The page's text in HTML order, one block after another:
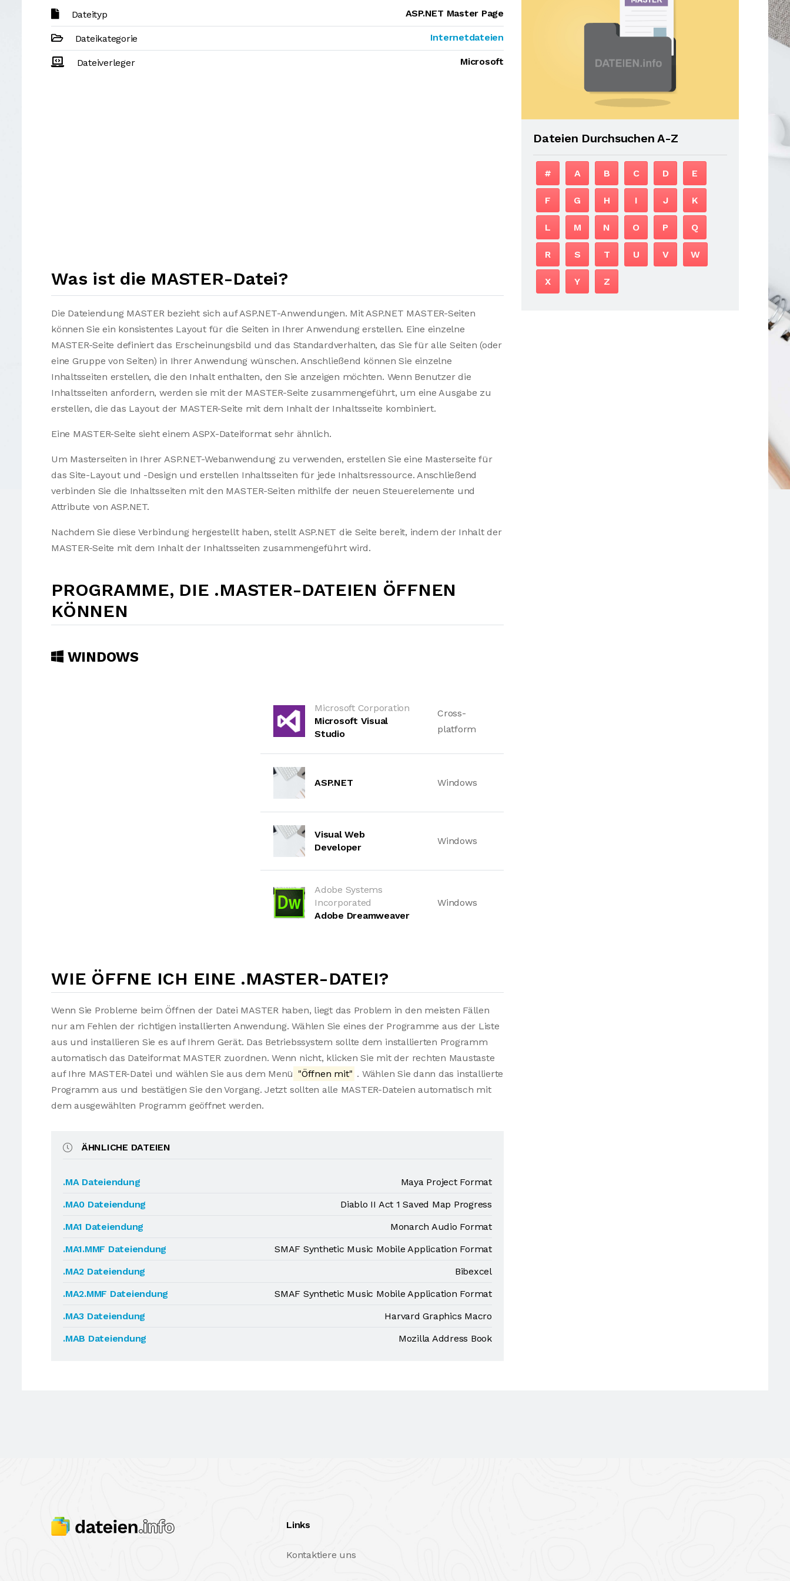
Dateityp ASP.NET Master Page
Dateikategorie Internetdateien
Dateiverleger Microsoft
Was ist die MASTER-Datei?
Die Dateiendung MASTER bezieht sich auf ASP.NET-Anwendungen. Mit ASP.NET MASTER-Seiten
können Sie ein konsistentes Layout für die Seiten in Ihrer Anwendung erstellen. Eine einzelne
MASTER-Seite definiert das Erscheinungsbild und das Standardverhalten, das Sie für alle Seiten (oder
eine Gruppe von Seiten) in Ihrer Anwendung wünschen. Anschließend können Sie einzelne
Inhaltsseiten erstellen, die den Inhalt enthalten, den Sie anzeigen möchten. Wenn Benutzer die
Inhaltsseiten anfordern, werden sie mit der MASTER-Seite zusammengeführt, um eine Ausgabe zu
erstellen, die das Layout der MASTER-Seite mit dem Inhalt der Inhaltsseite kombiniert.
Eine MASTER-Seite sieht einem ASPX-Dateiformat sehr ähnlich.
Um Masterseiten in Ihrer ASP.NET-Webanwendung zu verwenden, erstellen Sie eine Masterseite für
das Site-Layout und -Design und erstellen Inhaltsseiten für jede Inhaltsressource. Anschließend
verbinden Sie die Inhaltsseiten mit den MASTER-Seiten mithilfe der neuen Steuerelemente und
Attribute von ASP.NET.
Nachdem Sie diese Verbindung hergestellt haben, stellt ASP.NET die Seite bereit, indem der Inhalt der
MASTER-Seite mit dem Inhalt der Inhaltsseiten zusammengeführt wird.
PROGRAMME, DIE .MASTER-DATEIEN ÖFFNEN
KÖNNEN
WINDOWS
Microsoft Corporation
Microsoft Visual
Studio
Cross-
platform
ASP.NET Windows
Visual Web
Developer
Windows
Adobe Systems
Incorporated
Adobe Dreamweaver
Windows
WIE ÖFFNE ICH EINE .MASTER-DATEI?
Wenn Sie Probleme beim Öffnen der Datei MASTER haben, liegt das Problem in den meisten Fällen
nur am Fehlen der richtigen installierten Anwendung. Wählen Sie eines der Programme aus der Liste
aus und installieren Sie es auf Ihrem Gerät. Das Betriebssystem sollte dem installierten Programm
automatisch das Dateiformat MASTER zuordnen. Wenn nicht, klicken Sie mit der rechten Maustaste
auf Ihre MASTER-Datei und wählen Sie aus dem Menü "Öffnen mit" . Wählen Sie dann das installierte
Programm aus und bestätigen Sie den Vorgang. Jetzt sollten alle MASTER-Dateien automatisch mit
dem ausgewählten Programm geöffnet werden.
ÄHNLICHE DATEIEN
.MA Dateiendung
Maya Project Format
.MA0 Dateiendung
Diablo II Act 1 Saved Map Progress
.MA1 Dateiendung
Monarch Audio Format
.MA1.MMF Dateiendung
SMAF Synthetic Music Mobile Application Format
.MA2 Dateiendung
Bibexcel
.MA2.MMF Dateiendung
SMAF Synthetic Music Mobile Application Format
.MA3 Dateiendung
Harvard Graphics Macro
.MAB Dateiendung
Mozilla Address Book
Dateien Durchsuchen A-Z
# A B C D E
F G H I J K
L M N O P Q
R S T U V W
X Y Z
Links
Kontaktiere uns